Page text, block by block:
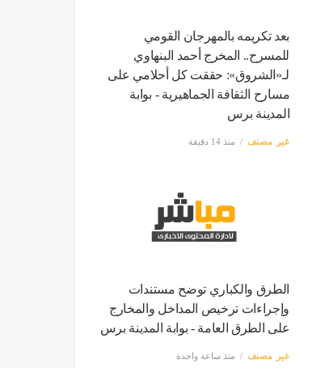
بعد تكريمه بالمهرجان القومي
للمسرح.. المخرج أحمد البنهاوي
لـ«الشروق»: حققت كل أحلامي على
مسارح الثقافة الجماهيرية - بوابة
المدينة برس
غير مصنف منذ 14 دقيقة
الطرق والكباري توضح مستندات
وإجراءات ترخيص المداخل والمخارج
على الطرق العامة - بوابة المدينة برس
غير مصنف منذ ساعة واحدة